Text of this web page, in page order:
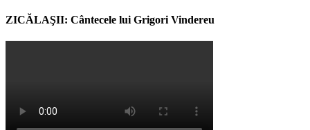
ZICĂLAŞII: Cântecele lui Grigori Vindereu